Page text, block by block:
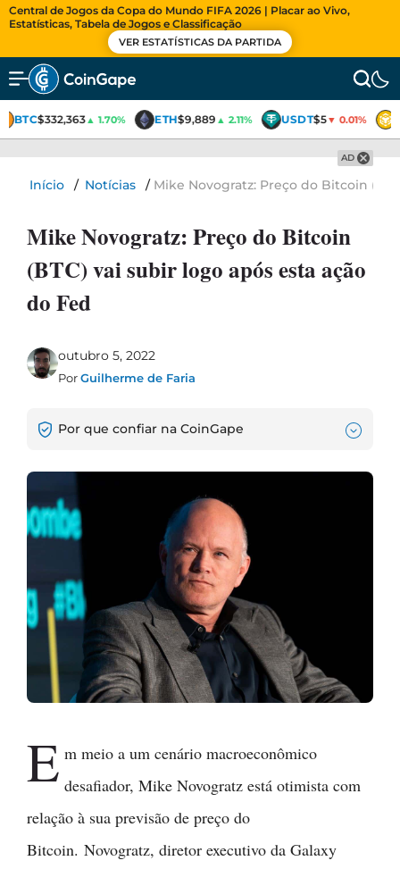
Central de Jogos da Copa do Mundo FIFA 2026 | Placar ao Vivo,
Estatísticas, Tabela de Jogos e Classificação
VER ESTATÍSTICAS DA PARTIDA
BTC$332,363▲ 1.70% ETH$9,889▲ 2.11% USDT$5▼ 0.01%
AD
Início / Notícias / Mike Novogratz: Preço do Bitcoin
Mike Novogratz: Preço do Bitcoin
(BTC) vai subir logo após esta ação
do Fed
outubro 5, 2022
PorGuilherme de Faria
Por que confiar na CoinGape
E m meio a um cenário macroeconômico
desafiador, Mike Novogratz está otimista com
relação à sua previsão de preço do
Bitcoin. Novogratz, diretor executivo da Galaxy